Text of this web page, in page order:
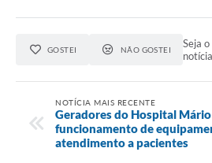
GOSTEI NÃO GOSTEI
Seja
NOTÍCIA MAIS RECENTE
Geradores do Hospital
funcionamento de
atendimento a pacientes